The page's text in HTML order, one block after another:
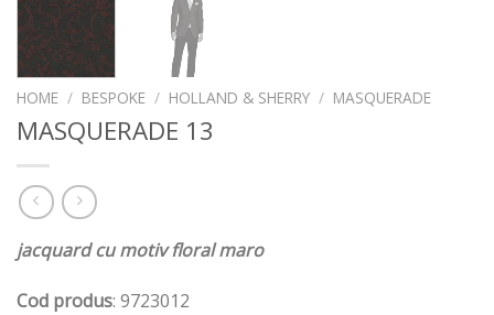
HOME / BESPOKE / HOLLAND & SHERRY / MASQUERADE
MASQUERADE 13
jacquard cu motiv floral maro
Cod produs: 9723012